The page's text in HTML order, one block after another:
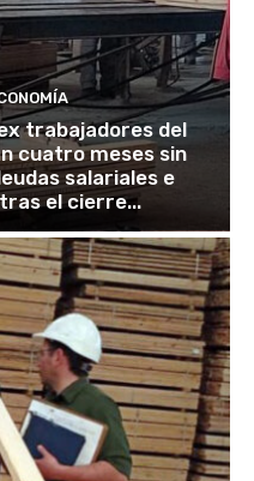
trabajadores del
cuatro meses sin
salariales e
el cierre...